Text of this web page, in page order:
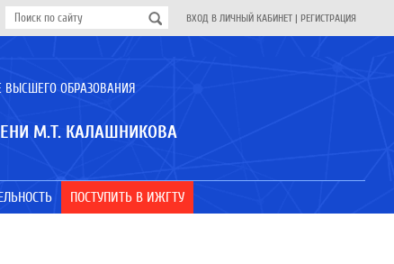
ВХОД В ЛИЧНЫЙ КАБИНЕТ | РЕГИСТРАЦИЯ
ВЫСШЕГО ОБРАЗОВАНИЯ
М.Т. КАЛАШНИКОВА
ПОСТУПИТЬ В ИЖГТУ